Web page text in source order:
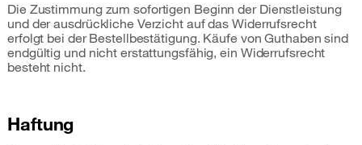
Die Zustimmung zum sofortigen Beginn der Dienstleistung
und der ausdrückliche Verzicht auf das Widerrufsrecht
erfolgt bei der Bestellbestätigung. Käufe von Guthaben sind
endgültig und nicht erstattungsfähig, ein Widerrufsrecht
besteht nicht.
Haftung